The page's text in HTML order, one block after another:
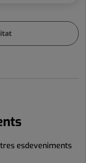
esdeveniments